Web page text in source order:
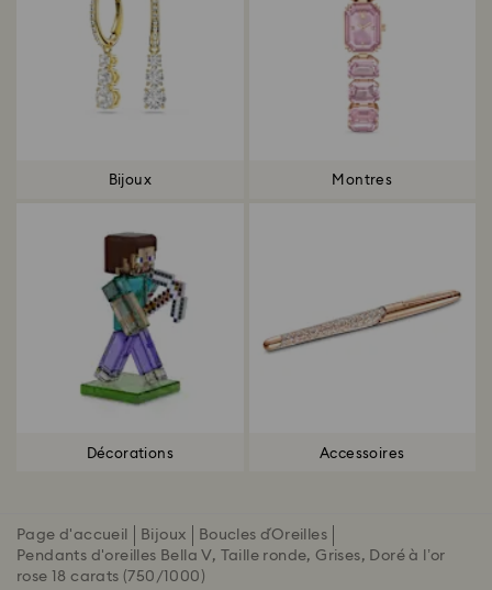
Bijoux Montres
Décorations Accessoires
Page d'accueil Bijoux
Boucles d´Oreilles
Pendants d'oreilles Bella V, Taille ronde, Grises, Doré à l’or
rose 18 carats (750/1000)